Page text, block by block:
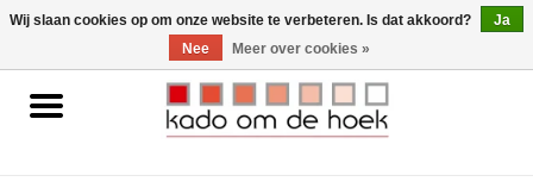
0 Artikelen - €0,00
Home
Wij slaan cookies op om onze website te verbeteren. Is dat akkoord?
Ja
Nee
Meer over cookies »